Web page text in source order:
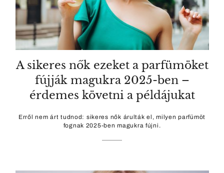
A sikeres nők ezeket a parfümöket
fújják magukra 2025-ben –
érdemes követni a példájukat
Erről nem árt tudnod: sikeres nők árulták el, milyen parfümöt
fognak 2025-ben magukra fújni.